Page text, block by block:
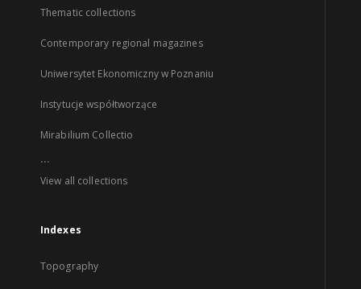
Thematic collections
Contemporary regional magazines
Uniwersytet Ekonomiczny w Poznaniu
Instytucje współtworzące
Mirabilium Collectio
...
View all collections
Indexes
Topography